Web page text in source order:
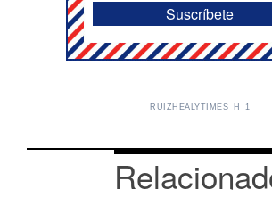
RUIZHEALYTIMES_H_1